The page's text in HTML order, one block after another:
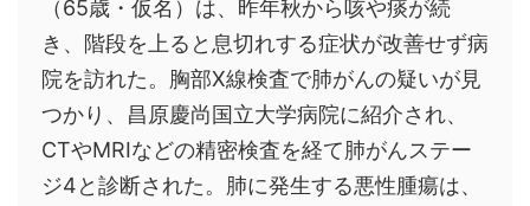
（65歳・仮名）は、昨年秋から咳や痰が続
き、階段を上ると息切れする症状が改善せず病
院を訪れた。胸部X線検査で肺がんの疑いが見
つかり、昌原慶尚国立大学病院に紹介され、
CTやMRIなどの精密検査を経て肺がんステー
ジ4と診断された。肺に発生する悪性腫瘍は、